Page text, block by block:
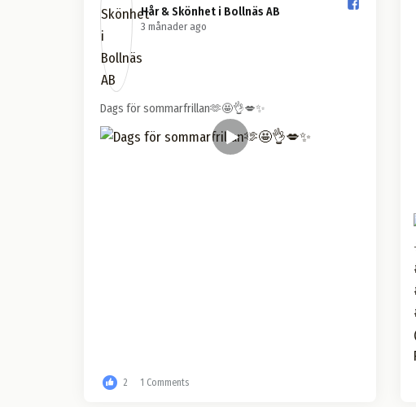
Hår & Skönhet i Bollnäs AB️
3 månader ago
Dags för sommarfrillan🫶🤩👌💋✨
2 1 Comments